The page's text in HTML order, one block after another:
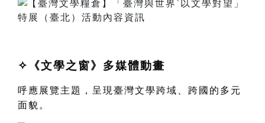
✧ 《文學之窗》多媒體動畫
呼應展覽主題，呈現臺灣文學跨域、跨國的多元
面貌。